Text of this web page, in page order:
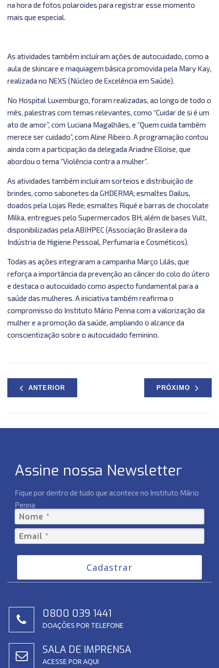
na hora de fotos polaroides para registrar esse momento
mais que especial.
As atividades também incluíram ações de autocuidado, como a
aula de skincare e maquiagem básica promovida pela Mary Kay,
realizada no NEXS (Núcleo de Excelência em Saúde).
No Hospital Luxemburgo, foram realizadas, ao longo de todo o
mês, palestras com temas relevantes, como “Cuidar de si é um
ato de amor”, com Luciana Magalhães, e “Quem cuida também
merece ser cuidado”, com Aline Ribeiro. A programação contou
ainda com a participação da delegada Ariadne Elloise, que
abordou o tema “Violência contra a mulher”.
As atividades também incluíram sorteios e distribuição de
brindes, como sabonetes da GHDERMA; esmaltes Dailus,
doados pela Lojas Rede; esmaltes Riqué e barras de chocolate
Milka, entregues pelo Supermercados BH; além de bases Vult,
disponibilizadas pela ABIHPEC (Associação Brasileira da
Indústria de Higiene Pessoal, Perfumaria e Cosméticos).
Todas as ações integraram a campanha Março Lilás, que
reforça a importância da prevenção ao câncer do colo do útero
e destaca o autocuidado como aspecto fundamental para a
saúde das mulheres. A iniciativa também reafirma o
compromisso do Instituto Mário Penna com a valorização da
mulher e a promoção da saúde, ampliando o alcance da
conscientização sobre o autocuidado feminino.
ANTERIOR PRÓXIMO
Assine nossa Newsletter
Fique por dentro de tudo que acontece no Instituto Mário
Penna
Cadastrar
0800 039 1441
DOAÇÕES POR TELEFONE
SALA DE IMPRENSA
ACESSE POR AQUI